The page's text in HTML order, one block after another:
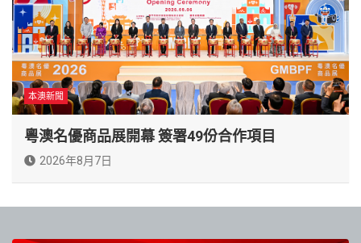
本澳新聞
粵澳名優商品展開幕 簽署49份合作項目
2026年8月7日